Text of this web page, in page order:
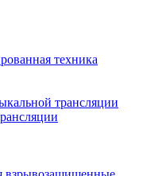
техника
трансляции